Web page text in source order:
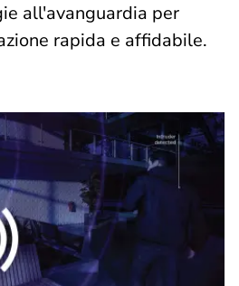
all'avanguardia per
rapida e affidabile.